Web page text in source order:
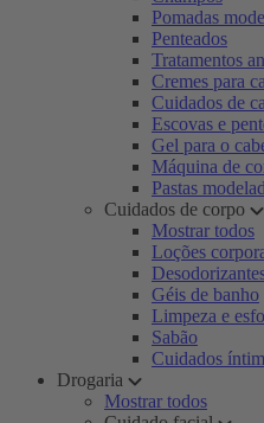
Pomadas
Penteados
Tratamentos
Cremes para
Cuidados de
Escovas e
Gel para o
Máquina de
Pastas
Cuidados de corpo
Mostrar todos
Loções
Géis de banho
Limpeza e
Sabão
Cuidados
Drogaria
Mostrar todos